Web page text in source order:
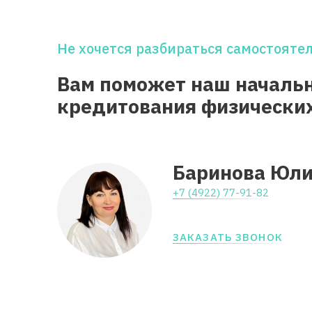
Не хочется разбираться
Вам поможет наш
кредитования
Баринова
+7 (4922) 77-91-82
ЗАКАЗАТЬ ЗВОНОК